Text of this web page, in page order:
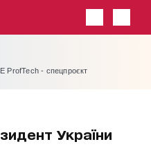
ProfTech - спецпроєкт
України